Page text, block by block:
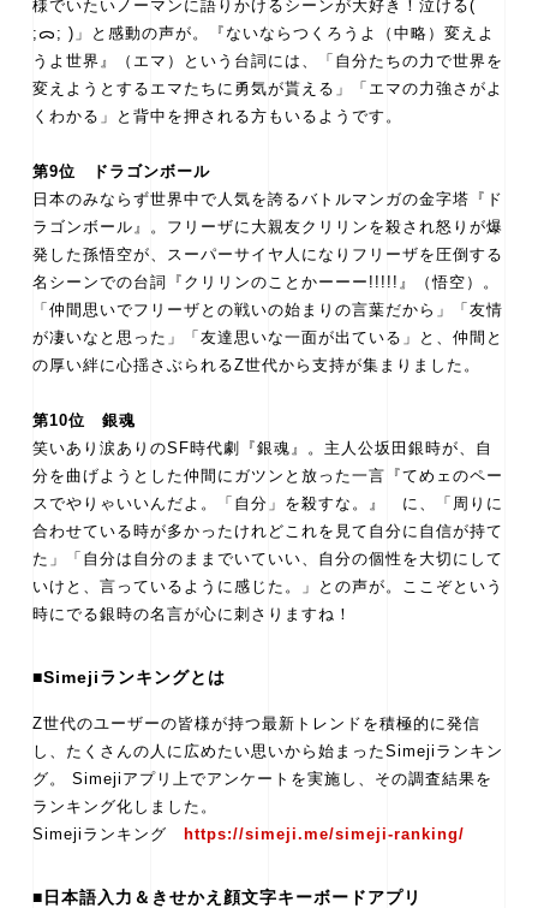
様でいたいノーマンに語りかけるシーンが大好き！泣ける‪(
;ᯅ; )‬」と感動の声が。『ないならつくろうよ（中略）変えよ
うよ世界』（エマ）という台詞には、「自分たちの力で世界を
変えようとするエマたちに勇気が貰える」「エマの力強さがよ
くわかる‬‬‬」と背中を押される方もいるようです。‬‬
第9位 ドラゴンボール
日本のみならず世界中で人気を誇るバトルマンガの金字塔『ド
ラゴンボール』。フリーザに大親友クリリンを殺され怒りが爆
発した孫悟空が、スーパーサイヤ人になりフリーザを圧倒する
名シーンでの台詞『クリリンのことかーーー!!!!!』（悟空）。
「仲間思いでフリーザとの戦いの始まりの言葉だから」「友情
が凄いなと思った」「友達思いな一面が出ている」と、仲間と
の厚い絆に心揺さぶられるZ世代から支持が集まりました。
第10位 銀魂
笑いあり涙ありのSF時代劇『銀魂』。主人公坂田銀時が、自
分を曲げようとした仲間にガツンと放った一言『てめェのペー
スでやりゃいいんだよ。「自分」を殺すな。』 に、「周りに
合わせている時が多かったけれどこれを見て自分に自信が持て
た」「自分は自分のままでいていい、自分の個性を大切にして
いけと、言っているように感じた。」との声が。ここぞという
時にでる銀時の名言が心に刺さりますね！
■Simejiランキングとは
Z世代のユーザーの皆様が持つ最新トレンドを積極的に発信
し、たくさんの人に広めたい思いから始まったSimejiランキン
グ。 Simejiアプリ上でアンケートを実施し、その調査結果を
ランキング化しました。
Simejiランキング
https://simeji.me/simeji-ranking/
■日本語入力＆きせかえ顔文字キーボードアプリ